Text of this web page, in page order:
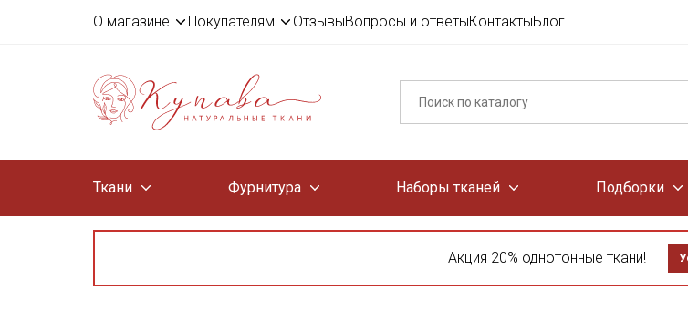
О магазине Покупателям ОтзывыВопросы и ответыКонтактыБлог
Ткани Фурнитура Наборы тканей Подборки
Акция 20% однотонные ткани!